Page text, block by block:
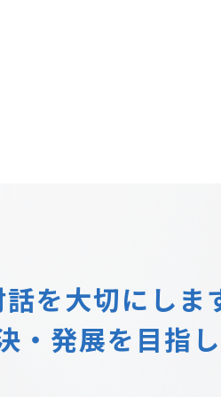
話を大切にしま
・発展を目指